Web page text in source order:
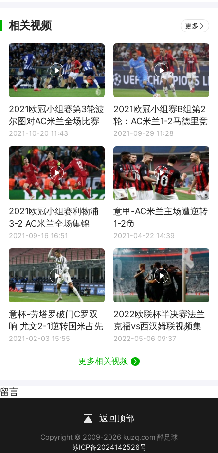
相关视频 更多
2021欧冠小组赛第3轮波
尔图对AC米兰全场比赛
集锦
2021-10-20 11:43
2021欧冠小组赛B组第2
轮：AC米兰1-2马德里竞
技全场集锦
2021-09-29 11:28
2021欧冠小组赛利物浦
3-2 AC米兰全场集锦
2021-09-16 16:51
意甲-AC米兰主场遭逆转
1-2负
2021-04-22 14:39
意杯-劳塔罗破门C罗双
响 尤文2-1逆转国米占先
机
2021-02-03 15:55
2022欧联杯半决赛法兰
克福vs西汉姆联视频集
锦
2022-05-06 09:37
更多相关视频
留言
返回顶部
Copyright © 2009-2026 kuzq.com 酷足球
苏ICP备2024142526号